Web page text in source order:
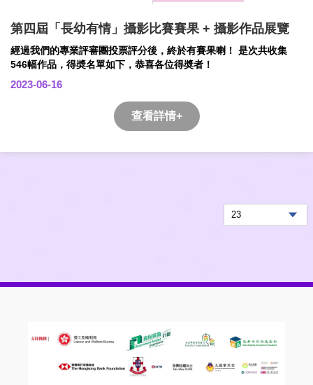
第四屆「長幼有情」攝影比賽賽果 + 攝影作品展覽
經過我們的專業評審團投票評分後，終於有賽果喇！ 是次共收集
546幅作品，得奬名單如下，恭喜各位得奬者！
2023-06-16
查看詳情+